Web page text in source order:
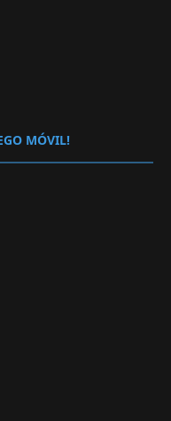
MÓVIL!